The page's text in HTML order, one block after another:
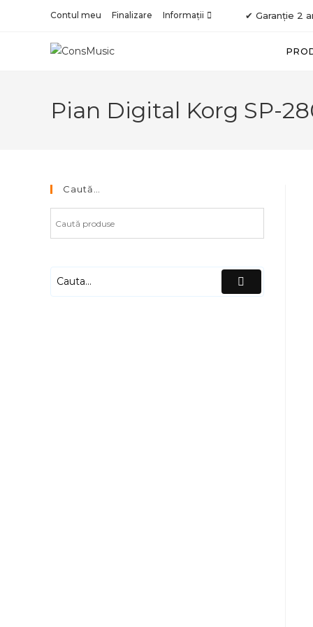
Contul meu Finalizare Informații ✔ Garanție 2
Pian Digital Korg SP-
Caută…